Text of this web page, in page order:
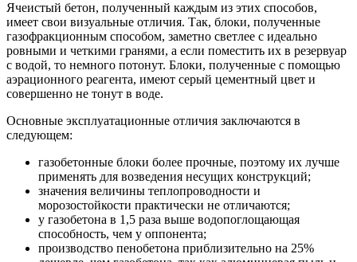
Ячеистый бетон, полученный каждым из этих способов,
имеет свои визуальные отличия. Так, блоки, полученные
газофракционным способом, заметно светлее с идеально
ровными и четкими гранями, а если поместить их в резервуар
с водой, то немного потонут. Блоки, полученные с помощью
аэрационного реагента, имеют серый цементный цвет и
совершенно не тонут в воде.
Основные эксплуатационные отличия заключаются в
следующем:
газобетонные блоки более прочные, поэтому их лучше
применять для возведения несущих конструкций;
значения величины теплопроводности и
морозостойкости практически не отличаются;
у газобетона в 1,5 раза выше водопоглощающая
способность, чем у оппонента;
производство пенобетона приблизительно на 25%